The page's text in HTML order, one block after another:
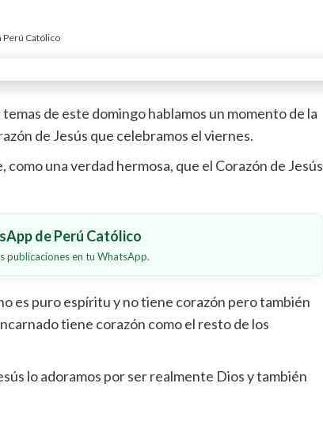
Perú Católico
de este domingo hablamos un momento de la
de Jesús que celebramos el viernes.
una verdad hermosa, que el Corazón de Jesús
de Perú Católico
publicaciones en tu WhatsApp.
es puro espíritu y no tiene corazón pero también
tiene corazón como el resto de los
lo adoramos por ser realmente Dios y también